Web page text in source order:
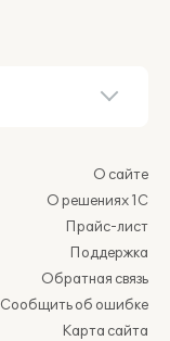
О сайте
О решениях 1С
Прайс-лист
Поддержка
Обратная связь
Сообщить об ошибке
Карта сайта